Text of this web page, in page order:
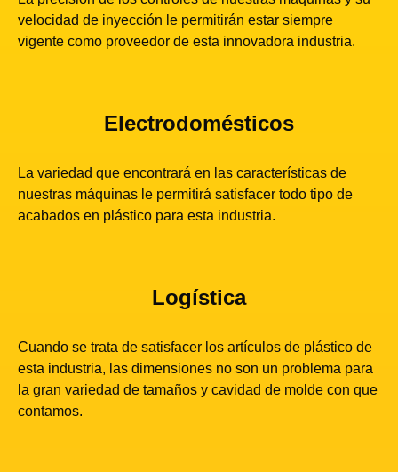
velocidad de inyección le permitirán estar siempre
vigente como proveedor de esta innovadora industria.
Electrodomésticos​
La variedad que encontrará en las características de
nuestras máquinas le permitirá satisfacer todo tipo de
acabados en plástico para esta industria.
Logística
Cuando se trata de satisfacer los artículos de plástico de
esta industria, las dimensiones no son un problema para
la gran variedad de tamaños y cavidad de molde con que
contamos.